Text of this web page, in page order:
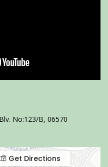
No:123/B, 06570
Get Directions